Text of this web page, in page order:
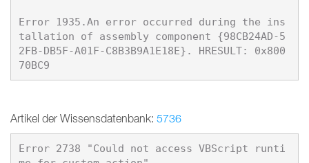
Error 1935.An error occurred during the ins
tallation of assembly component {98CB24AD-5
2FB-DB5F-A01F-C8B3B9A1E18E}. HRESULT: 0x800
Artikel der Wissensdatenbank: 5736
Error 2738 "Could not access VBScript runti